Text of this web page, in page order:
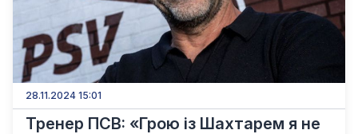
28.11.2024 15:01
Тренер ПСВ: «Грою із Шахтарем я не